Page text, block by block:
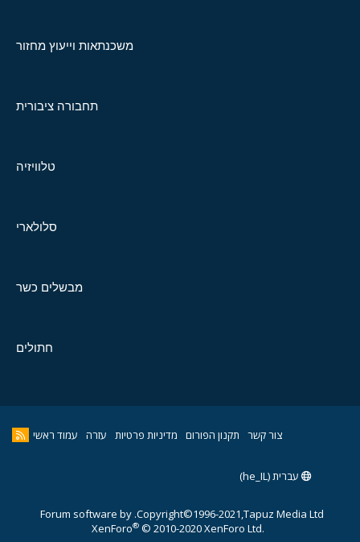
משכנתאות וייעוץ מחזור
תחבורה ציבורית
טלוויזיה
סלולארי
מבשלים כשר
חתולים
צור קשר תקנון הפורום מדיניות פרטיות עזרה עמוד ראשי
עברית (he_IL)
Copyright©1996-2021,Tapuz Media Ltd.
Forum software by
XenForo® © 2010-2020 XenForo Ltd.